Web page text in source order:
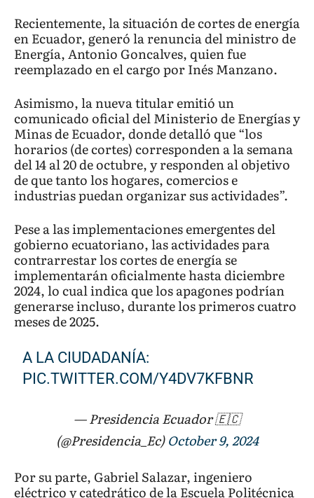
Recientemente, la situación de cortes de energía
en Ecuador, generó la renuncia del ministro de
Energía, Antonio Goncalves, quien fue
reemplazado en el cargo por Inés Manzano.
Asimismo, la nueva titular emitió un
comunicado oficial del Ministerio de Energías y
Minas de Ecuador, donde detalló que “los
horarios (de cortes) corresponden a la semana
del 14 al 20 de octubre, y responden al objetivo
de que tanto los hogares, comercios e
industrias puedan organizar sus actividades”.
Pese a las implementaciones emergentes del
gobierno ecuatoriano, las actividades para
contrarrestar los cortes de energía se
implementarán oficialmente hasta diciembre
2024, lo cual indica que los apagones podrían
generarse incluso, durante los primeros cuatro
meses de 2025.
A LA CIUDADANÍA:
PIC.TWITTER.COM/Y4DV7KFBNR
— Presidencia Ecuador 🇪🇨
(@Presidencia_Ec)October 9, 2024
Por su parte, Gabriel Salazar, ingeniero
eléctrico y catedrático de la Escuela Politécnica